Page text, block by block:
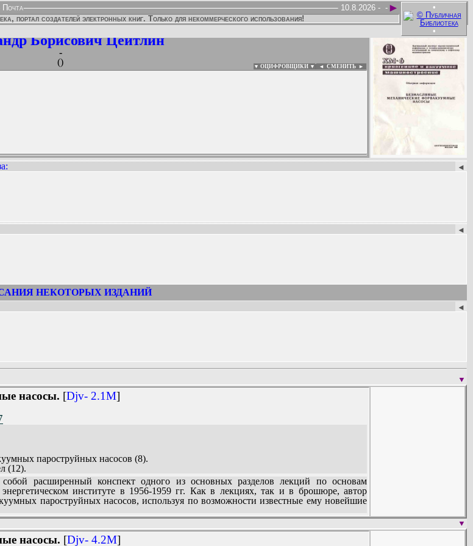
•
•
►
Почта -
10.8.2026 -
портал создателей электронных книг. Только для некоммерческого использования!
Борисович Цейтлин
-
()
▼ ОЦИФРОВЩИКИ ▼ ◄ СМЕНИТЬ ►
:
◄
:
◄
НЕКОТОРЫХ ИЗДАНИЙ
◄
▼
насосы. [Djv- 2.1M]
пароструйных насосов (8).
(12).
насосов (90).
насосов (96).
расширенный конспект одного из основных разделов лекций по основам
институте в 1956-1959 гг. Как в лекциях, так и в брошюре, автор
пароструйных насосов, используя по возможности известные ему новейшие
▼
насосы. [Djv- 4.2M]